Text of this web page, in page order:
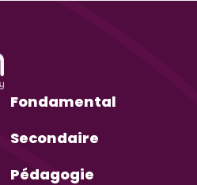
Fondamental
Secondaire
Pédagogie